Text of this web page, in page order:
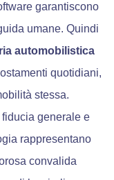
garantiscono
umane. Quindi
automobilistica
quotidiani,
stessa.
generale e
rappresentano
convalida